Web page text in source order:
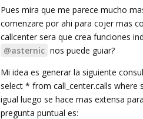
Pues mira que me parece mucho
comenzare por ahi para cojer mas
callcenter sera que crea funciones
@asternic nos puede guiar?
Mi idea es generar la siguiente
select * from call_center.calls where
igual luego se hace mas extensa
pregunta puntual es: